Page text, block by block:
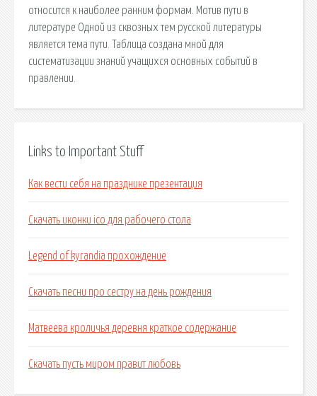
относится к наиболее ранним формам. Мотив пути в
литературе Одной из сквозных тем русской литературы
является тема пути. Таблица создана мной для
систематизации знаний учащихся основных событий в
правлении.
Links to Important Stuff
Как вести себя на празднике презентация
Скачать иконки ico для рабочего стола
Legend of kyrandia прохождение
Скачать песни про сестру на день рождения
Матвеева кроличья деревня краткое содержание
Скачать пусть миром правит любовь